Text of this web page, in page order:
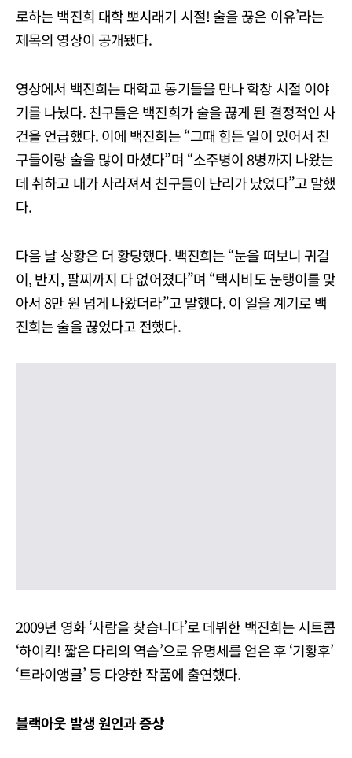
로하는 백진희 대학 뽀시래기 시절! 술을 끊은 이유’라는
제목의 영상이 공개됐다.
영상에서 백진희는 대학교 동기들을 만나 학창 시절 이야
기를 나눴다. 친구들은 백진희가 술을 끊게 된 결정적인 사
건을 언급했다. 이에 백진희는 “그때 힘든 일이 있어서 친
구들이랑 술을 많이 마셨다”며 “소주병이 8병까지 나왔는
데 취하고 내가 사라져서 친구들이 난리가 났었다”고 말했
다.
다음 날 상황은 더 황당했다. 백진희는 “눈을 떠보니 귀걸
이, 반지, 팔찌까지 다 없어졌다”며 “택시비도 눈탱이를 맞
아서 8만 원 넘게 나왔더라”고 말했다. 이 일을 계기로 백
진희는 술을 끊었다고 전했다.
2009년 영화 ‘사람을 찾습니다’로 데뷔한 백진희는 시트콤
‘하이킥! 짧은 다리의 역습’으로 유명세를 얻은 후 ‘기황후’
‘트라이앵글’ 등 다양한 작품에 출연했다.
블랙아웃 발생 원인과 증상